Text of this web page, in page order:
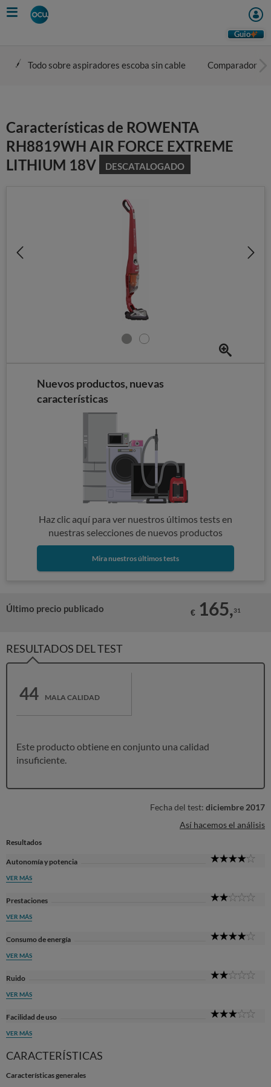
Skip
to
Guio
Todo sobre aspiradores escoba sin cable Comparador
Características de ROWENTA
RH8819WH AIR FORCE EXTREME
LITHIUM 18V
DESCATALOGADO
Nuevos productos, nuevas
características
Haz clic aquí para ver nuestros últimos tests en
nuestras selecciones de nuevos productos
Mira nuestros últimos tests
Último precio publicado € 165,31
RESULTADOS DEL TEST
44 MALA CALIDAD
Este producto obtiene en conjunto una calidad
insuficiente.
Fecha del test: diciembre 2017
Así hacemos el análisis
Resultados
Autonomía y potencia
VER MÁS
Prestaciones
VER MÁS
Consumo de energía
VER MÁS
Ruido
VER MÁS
Facilidad de uso
VER MÁS
CARACTERÍSTICAS
Características generales